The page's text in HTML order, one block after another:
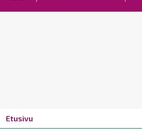
Breadcrumbs
You
are
Etusivu